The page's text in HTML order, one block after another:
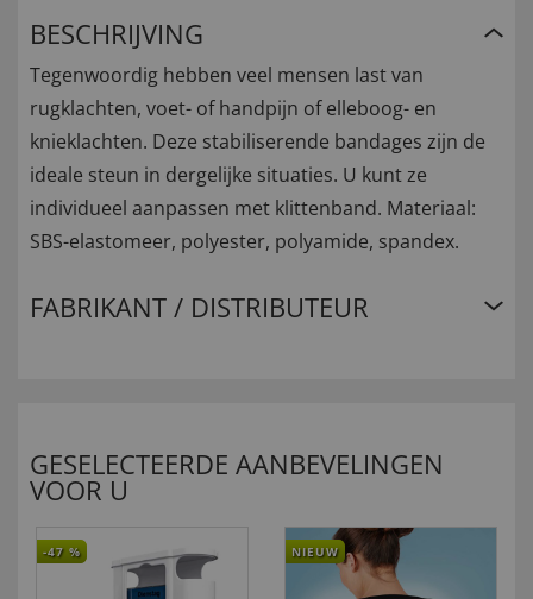
BESCHRIJVING
Tegenwoordig hebben veel mensen last van
rugklachten, voet- of handpijn of elleboog- en
knieklachten. Deze stabiliserende bandages zijn de
ideale steun in dergelijke situaties. U kunt ze
individueel aanpassen met klittenband. Materiaal:
SBS-elastomeer, polyester, polyamide, spandex.
FABRIKANT / DISTRIBUTEUR
GESELECTEERDE AANBEVELINGEN
VOOR U
-47 % NIEUW